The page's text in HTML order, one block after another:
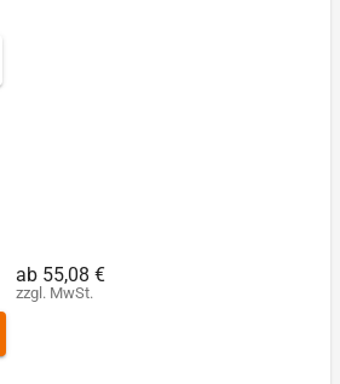
ab 55,08 €
zzgl. MwSt.